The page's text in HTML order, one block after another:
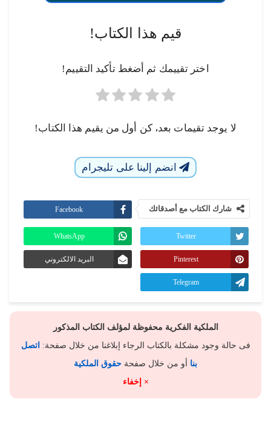
قيم هذا الكتاب!
اختر تقييمك ثم أضغط تأكيد التقييم!
لا يوجد تقيمات بعد، كن أول من يقيم هذا الكتاب!
انضم إلينا على تليجرام
شارك الكتاب مع أصدقائك Facebook
Twitter
WhatsApp
Pinterest البريد الالكتروني
Telegram
الملكية الفكرية محفوظة لمؤلف الكتاب المذكور
فى حالة وجود مشكلة بالكتاب الرجاء إبلاغنا من خلال صفحة: اتصل
بنا أو من خلال صفحة حقوق الملكية
× إخفاء